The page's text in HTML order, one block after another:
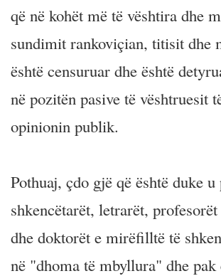
që në kohët më të vështira dhe
sundimit rankoviçian, titisit dhe
është censuruar dhe është
në pozitën pasive të vështruesit
opinionin publik.
Pothuaj, çdo gjë që është duke
shkencëtarët, letrarët,
dhe doktorët e mirëfilltë të
në "dhoma të mbyllura" dhe